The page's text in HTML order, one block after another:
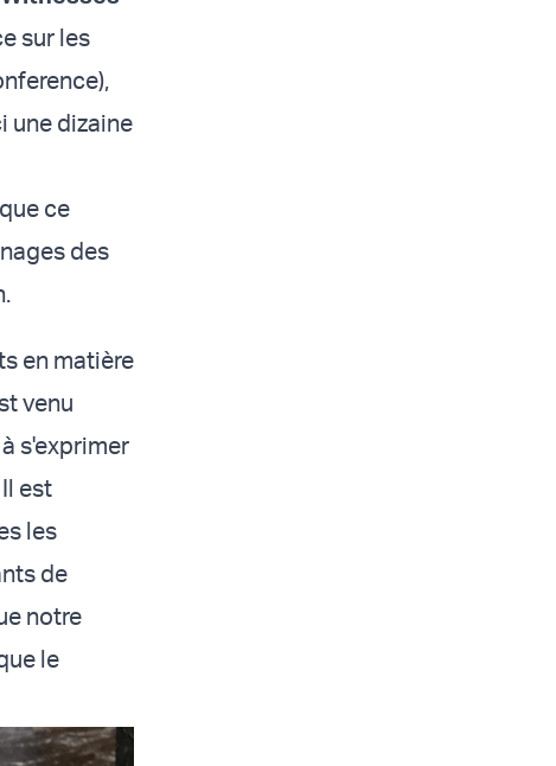
sur les
une dizaine
ce
des
en matière
venu
s'exprimer
est
les
de
notre
le